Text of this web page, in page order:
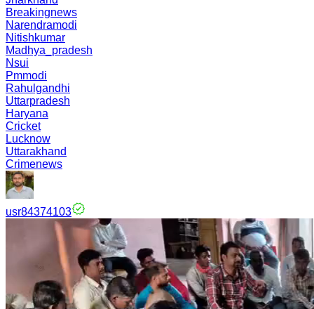
Breakingnews
Narendramodi
Nitishkumar
Madhya_pradesh
Nsui
Pmmodi
Rahulgandhi
Uttarpradesh
Haryana
Cricket
Lucknow
Uttarakhand
Crimenews
usr84374103